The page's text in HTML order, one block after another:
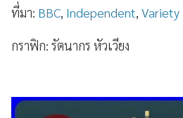
ที่มา: BBC, Independent, Variety
กราฟิก: รัตนากร หัวเวียง